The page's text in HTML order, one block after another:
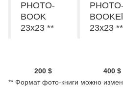
PHOTO-
BOOK
23х23 **
23х23 **
200 $ 400 $
** Формат фото-книги можно